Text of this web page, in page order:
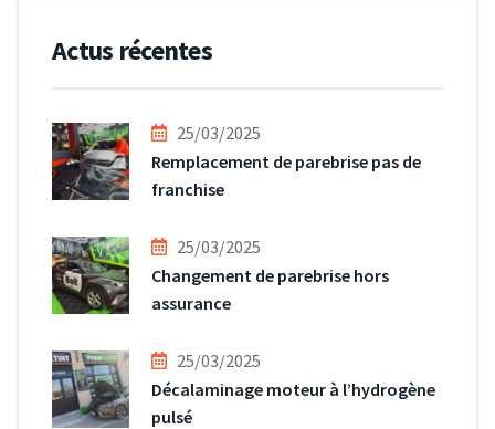
Actus récentes
25/03/2025
Remplacement de parebrise pas de
franchise
25/03/2025
Changement de parebrise hors
assurance
25/03/2025
Décalaminage moteur à l’hydrogène
pulsé